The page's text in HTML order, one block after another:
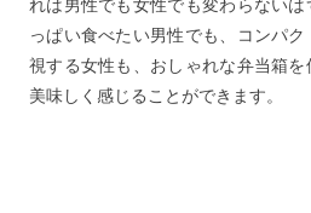
れは男性でも女性でも変わらない
っぱい食べたい男性でも、コンパ
視する女性も、おしゃれな弁当箱
美味しく感じることができます。